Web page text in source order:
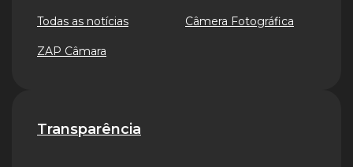
Todas as notícias
ZAP Câmara
Câmera Fotográfica
Transparência